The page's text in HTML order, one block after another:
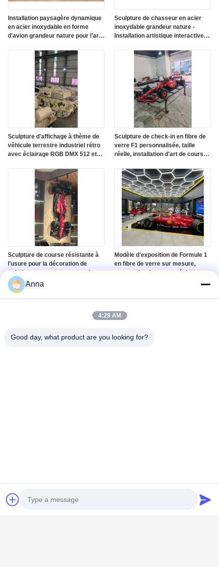
Installation paysagère dynamique
en acier inoxydable en forme
d'avion grandeur nature pour l'art
Sculpture de chasseur en acier
inoxydable grandeur nature -
Installation artistique interactive
Sculpture d'affichage à thème de
véhicule terrestre industriel rétro
avec éclairage RGB DMX 512 et
surface de miroir poli
Sculpture de check-in en fibre de
verre F1 personnalisée, taille
réelle, installation d'art de course
Sculpture de course résistante à
l'usure pour la décoration de
galeries et centres commerciaux
Modèle d'exposition de Formule 1
en fibre de verre sur mesure,
accessoire de course résistant à
Anna
4:28 AM
Good day, what product are you looking for?